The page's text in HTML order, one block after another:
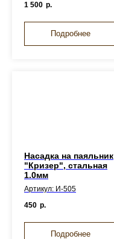
1 500 р.
Подробнее
Насадка на паяльник
"Кризер", стальная
1.0мм
Артикул: И-505
450 р.
Подробнее